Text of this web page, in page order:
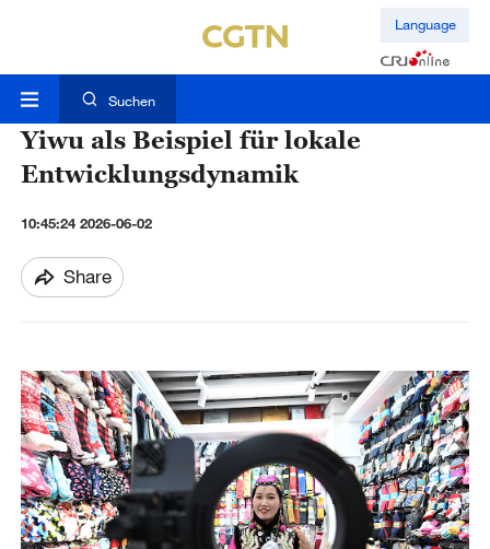
Language
Suchen
Yiwu als Beispiel für lokale
Entwicklungsdynamik
10:45:24 2026-06-02
Share